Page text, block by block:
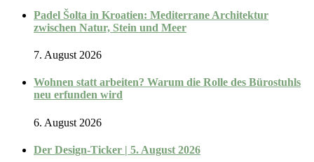
Padel Šolta in Kroatien: Mediterrane Architektur
zwischen Natur, Stein und Meer
7. August 2026
Wohnen statt arbeiten? Warum die Rolle des Bürostuhls
neu erfunden wird
6. August 2026
Der Design-Ticker | 5. August 2026